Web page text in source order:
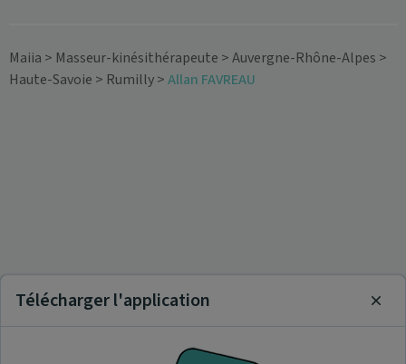
Maiia > Masseur-kinésithérapeute >Auvergne-Rhône-Alpes >
Haute-Savoie > Rumilly>Allan FAVREAU
Télécharger l'application